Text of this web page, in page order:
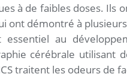
à de faibles doses. Ils
ont démontré à
essentiel au
cérébrale utilisant
traitent les odeurs de